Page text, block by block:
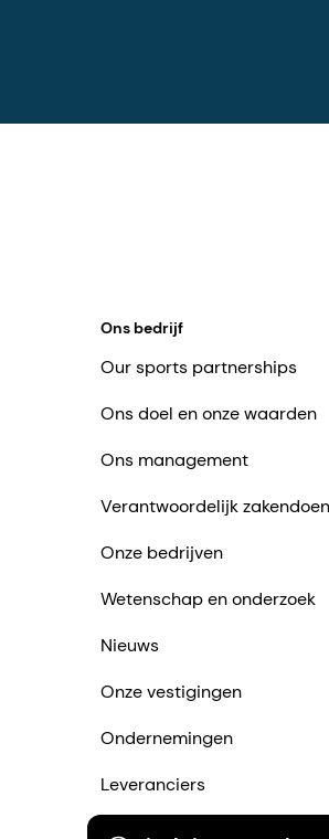
Ons bedrijf
Our sports partnerships
Ons doel en onze waarden
Ons management
Verantwoordelijk zakendoen
Onze bedrijven
Wetenschap en onderzoek
Nieuws
Onze vestigingen
Ondernemingen
Leveranciers
Neem contact met ons op